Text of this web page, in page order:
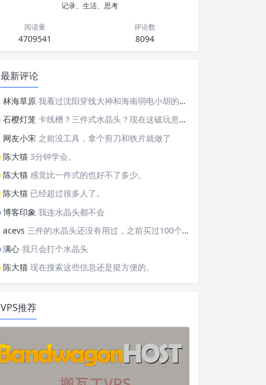
记录、生活、思考
阅读量
4709541
评论数
8094
最新评论
林海草原 我看过沈阳穿线大神和海南弱电小胡的视频，他们做这些的熟练程度，是不是也是建立在这些翻车之上的....
石樱灯笼 卡线槽？三件式水晶头？现在这破玩意变得这么复杂了？
网友小宋 之前没工具，拿个剪刀和铁片就做了
陈大猫 3分钟学会。
陈大猫 感觉比一件式的也好不了多少。
陈大猫 已经超过很多人了。
博客印象 我连水晶头都不会
acevs 三件的水晶头还没有用过，之前买过100个水晶头还没有 用完。
满心 我只会打个水晶头
陈大猫 现在搜索这些信息还是挺方便的。
VPS推荐